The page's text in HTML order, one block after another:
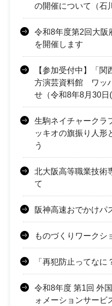
の開催について（石
令和8年度第2回大阪
を開催します
【参加受付中】「
方演芸資料館 ワッ
せ（令和8年8月30日(
生駒ネイチャークラ
ッキオの旗振り人形
う
北大阪高等職業技術
て
阪神高速おでかけパ
ものづくりワークシ
「再犯防止ってなに
令和8年度 第1回 外
ォメーションサービ